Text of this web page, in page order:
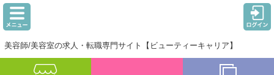
美容師/美容室の求人・転職専門サイト【ビューティーキャリア】